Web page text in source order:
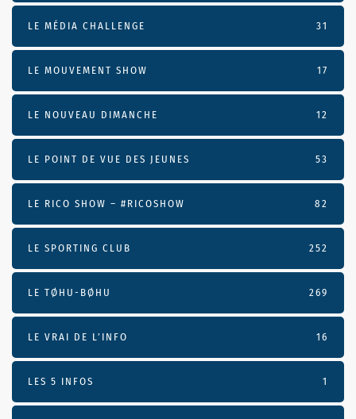
LE MÉDIA CHALLENGE 31
LE MOUVEMENT SHOW 17
LE NOUVEAU DIMANCHE 12
LE POINT DE VUE DES JEUNES 53
LE RICO SHOW – #RICOSHOW 82
LE SPORTING CLUB 252
LE TØHU-BØHU 269
LE VRAI DE L’INFO 16
LES 5 INFOS 1